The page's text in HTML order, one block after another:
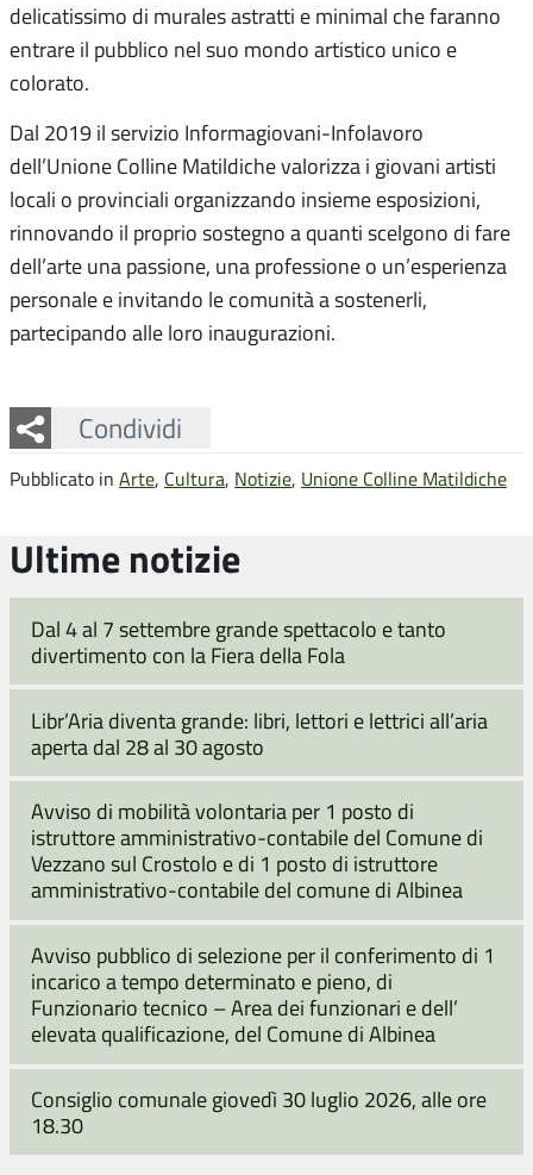
delicatissimo di murales astratti e minimal che faranno
entrare il pubblico nel suo mondo artistico unico e
colorato.
Dal 2019 il servizio Informagiovani-Infolavoro
dell’Unione Colline Matildiche valorizza i giovani artisti
locali o provinciali organizzando insieme esposizioni,
rinnovando il proprio sostegno a quanti scelgono di fare
dell’arte una passione, una professione o un’esperienza
personale e invitando le comunità a sostenerli,
partecipando alle loro inaugurazioni.
Condividi
Facebook
Twitter
Whatsapp
Pubblicato in Arte, Cultura, Notizie, Unione Colline Matildiche
Ultime notizie
Dal 4 al 7 settembre grande spettacolo e tanto
divertimento con la Fiera della Fola
Libr’Aria diventa grande: libri, lettori e lettrici all’aria
aperta dal 28 al 30 agosto
Avviso di mobilità volontaria per 1 posto di
istruttore amministrativo-contabile del Comune di
Vezzano sul Crostolo e di 1 posto di istruttore
amministrativo-contabile del comune di Albinea
Avviso pubblico di selezione per il conferimento di 1
incarico a tempo determinato e pieno, di
Funzionario tecnico – Area dei funzionari e dell’
elevata qualificazione, del Comune di Albinea
Consiglio comunale giovedì 30 luglio 2026, alle ore
18.30